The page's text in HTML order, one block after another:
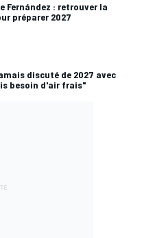
Fernández : retrouver la
préparer 2027
discuté de 2027 avec
besoin d'air frais"